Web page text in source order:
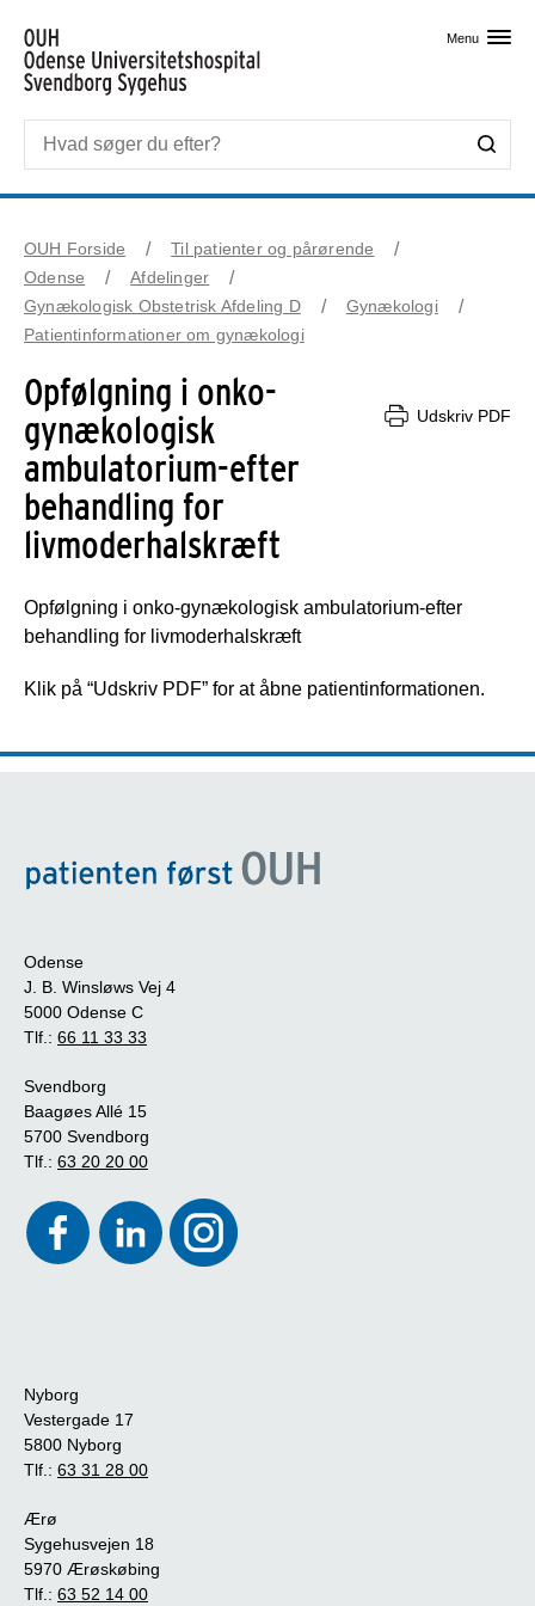
Menu
OUH Forside
Til patienter og pårørende
Odense
Afdelinger
Gynækologisk Obstetrisk Afdeling D
Gynækologi
Patientinformationer om gynækologi
Opfølgning i onko-
gynækologisk
ambulatorium-efter
behandling for
livmoderhalskræft
Udskriv PDF
Opfølgning i onko-gynækologisk ambulatorium-efter
behandling for livmoderhalskræft
Klik på “Udskriv PDF” for at åbne patientinformationen.
Odense
J. B. Winsløws Vej 4
5000 Odense C
Tlf.: 66 11 33 33
Svendborg
Baagøes Allé 15
5700 Svendborg
Tlf.: 63 20 20 00
Nyborg
Vestergade 17
5800 Nyborg
Tlf.: 63 31 28 00
Ærø
Sygehusvejen 18
5970 Ærøskøbing
Tlf.: 63 52 14 00